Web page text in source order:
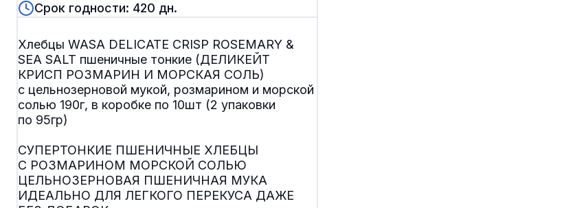
Срок годности: 420 дн.
Хлебцы WASA DELICATE CRISP ROSEMARY &
SEA SALT пшеничные тонкие (ДЕЛИКЕЙТ
КРИСП РОЗМАРИН И МОРСКАЯ СОЛЬ)
с цельнозерновой мукой, розмарином и морской
солью 190г, в коробке по 10шт (2 упаковки
по 95гр)
СУПЕРТОНКИЕ ПШЕНИЧНЫЕ ХЛЕБЦЫ
С РОЗМАРИНОМ МОРСКОЙ СОЛЬЮ
ЦЕЛЬНОЗЕРНОВАЯ ПШЕНИЧНАЯ МУКА
ИДЕАЛЬНО ДЛЯ ЛЕГКОГО ПЕРЕКУСА ДАЖЕ